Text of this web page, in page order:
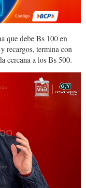
que debe Bs 100 en
recargos, termina con
cercana a los Bs 500.